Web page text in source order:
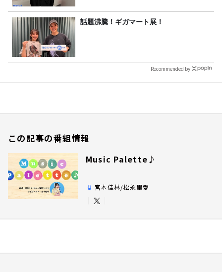
話題沸騰！ギガマート展！
Recommended by
この記事の番組情報
Music Palette♪
宮本佳林/松永里愛